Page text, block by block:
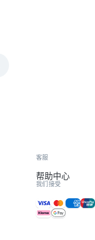
客服
帮助中心
我们接受
接受的付款方式